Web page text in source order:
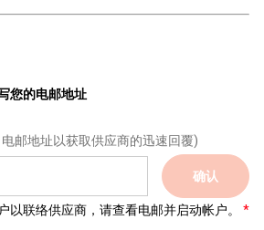
您的电邮地址
邮地址以获取供应商的迅速回覆)
确认
以联络供应商，请查看电邮并启动帐户。